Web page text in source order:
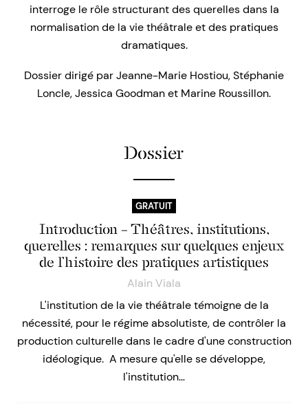
interroge le rôle structurant des querelles dans la
normalisation de la vie théâtrale et des pratiques
dramatiques.
Dossier dirigé par Jeanne-Marie Hostiou, Stéphanie
Loncle, Jessica Goodman et Marine Roussillon.
Dossier
GRATUIT
Introduction – Théâtres, institutions,
querelles : remarques sur quelques enjeux
de l’histoire des pratiques artistiques
Alain Viala
L'institution de la vie théâtrale témoigne de la
nécessité, pour le régime absolutiste, de contrôler la
production culturelle dans le cadre d'une construction
idéologique. A mesure qu'elle se développe,
l'institution…